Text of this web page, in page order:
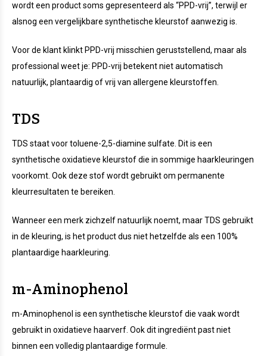
wordt een product soms gepresenteerd als “PPD-vrij”, terwijl er
alsnog een vergelijkbare synthetische kleurstof aanwezig is.
Voor de klant klinkt PPD-vrij misschien geruststellend, maar als
professional weet je: PPD-vrij betekent niet automatisch
natuurlijk, plantaardig of vrij van allergene kleurstoffen.
TDS
TDS staat voor toluene-2,5-diamine sulfate. Dit is een
synthetische oxidatieve kleurstof die in sommige haarkleuringen
voorkomt. Ook deze stof wordt gebruikt om permanente
kleurresultaten te bereiken.
Wanneer een merk zichzelf natuurlijk noemt, maar TDS gebruikt
in de kleuring, is het product dus niet hetzelfde als een 100%
plantaardige haarkleuring.
m-Aminophenol
m-Aminophenol is een synthetische kleurstof die vaak wordt
gebruikt in oxidatieve haarverf. Ook dit ingrediënt past niet
binnen een volledig plantaardige formule.